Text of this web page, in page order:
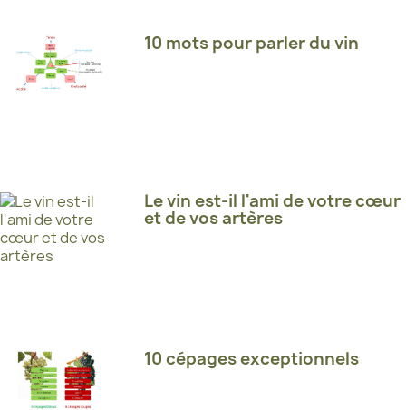
10 mots pour parler du vin
Le vin est-il l'ami de votre cœur
et de vos artères
10 cépages exceptionnels